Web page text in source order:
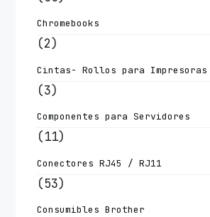
Chromebooks
(2)
Cintas- Rollos para
(3)
Componentes para Servidores
(11)
Conectores RJ45 / RJ11
(53)
Consumibles Brother